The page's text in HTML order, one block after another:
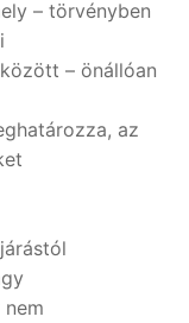
– törvényben
– önállóan
az